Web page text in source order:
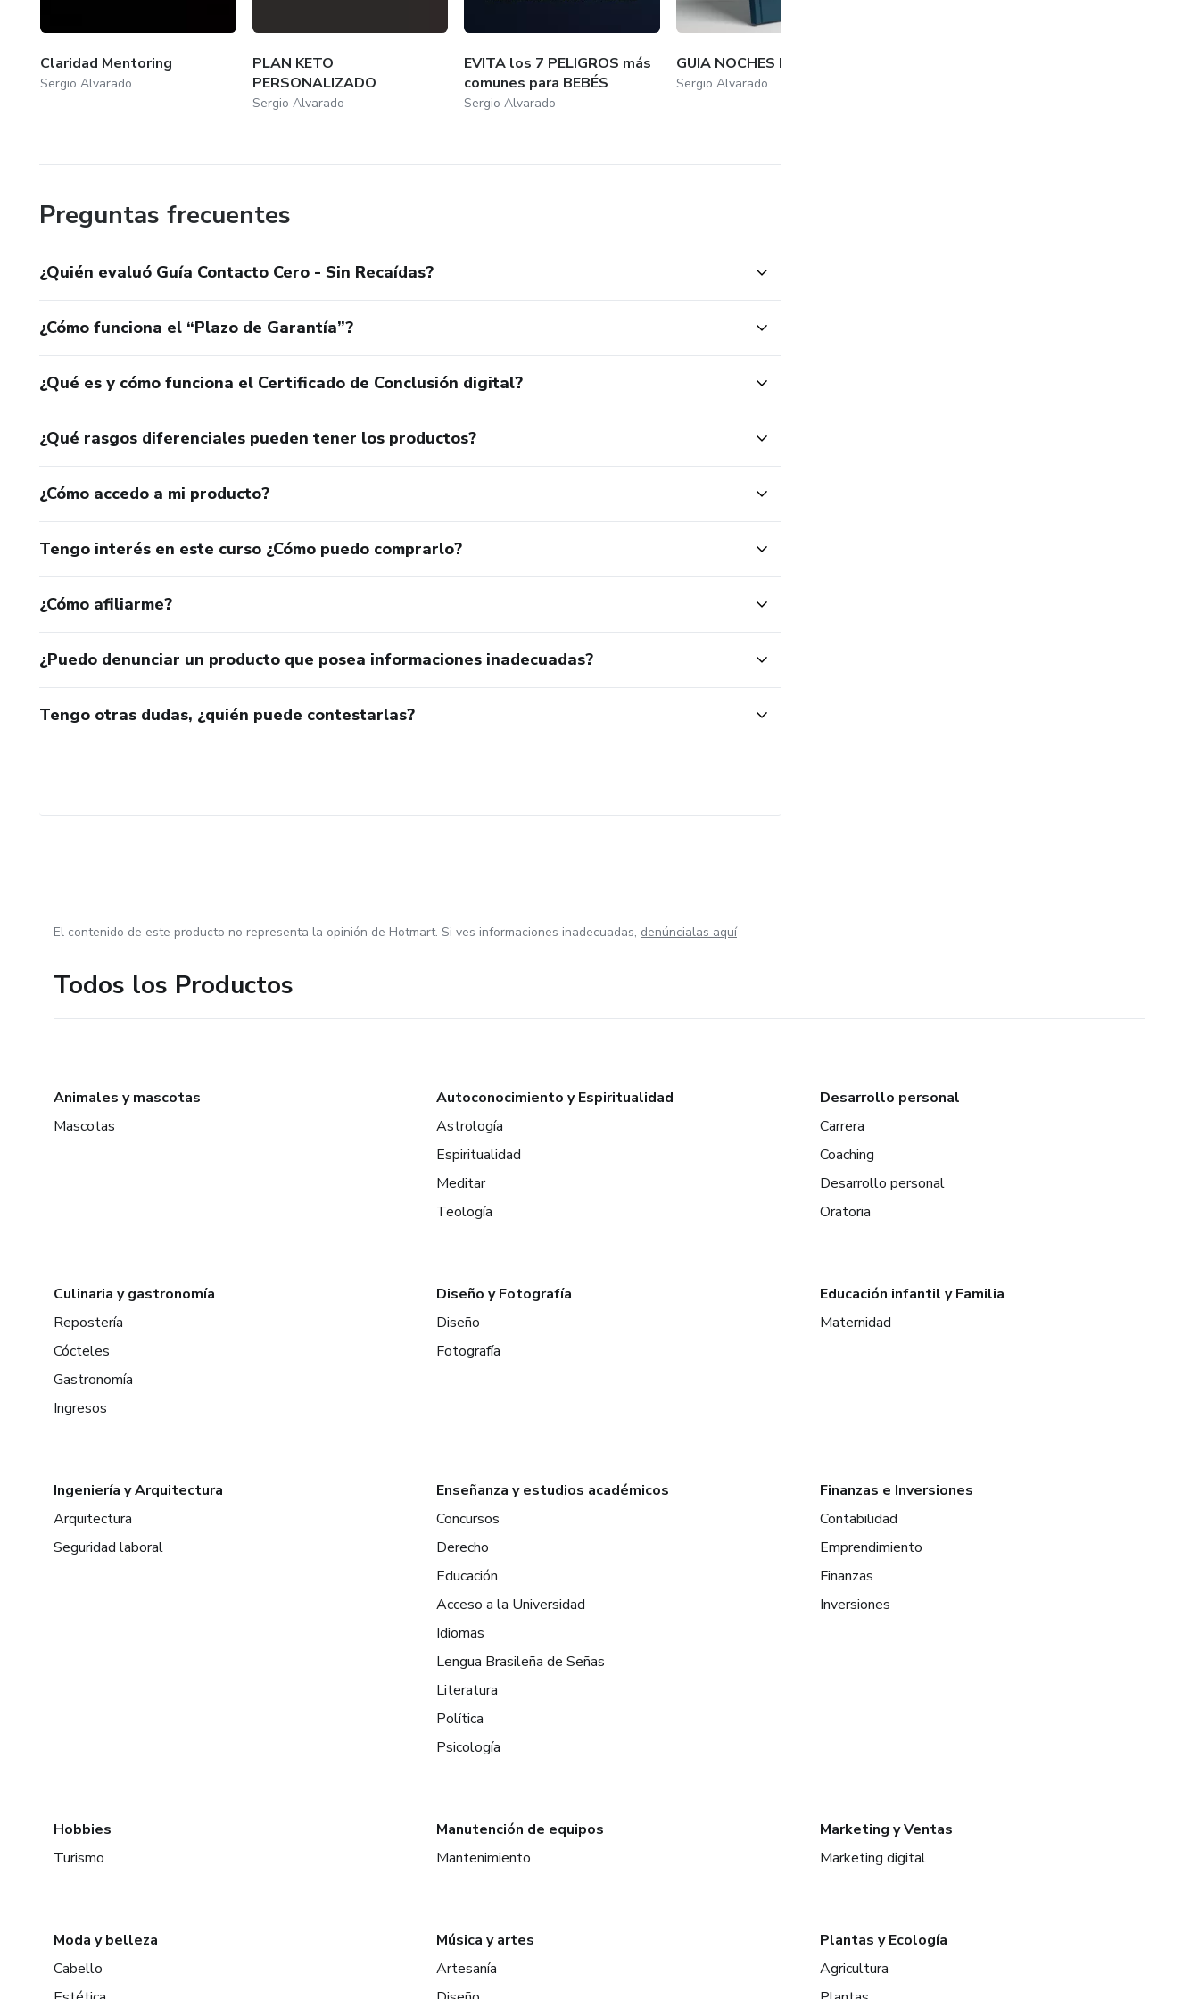
Claridad Mentoring
Sergio Alvarado
PLAN KETO
PERSONALIZADO
Sergio Alvarado
EVITA los 7 PELIGROS más
comunes para BEBÉS
Sergio Alvarado
GUIA NOCHES DE LIBERTAD
Sergio Alvarado
Preguntas frecuentes
¿Quién evaluó Guía Contacto Cero - Sin Recaídas?
¿Cómo funciona el “Plazo de Garantía”?
¿Qué es y cómo funciona el Certificado de Conclusión digital?
¿Qué rasgos diferenciales pueden tener los productos?
¿Cómo accedo a mi producto?
Tengo interés en este curso ¿Cómo puedo comprarlo?
¿Cómo afiliarme?
¿Puedo denunciar un producto que posea informaciones inadecuadas?
Tengo otras dudas, ¿quién puede contestarlas?
El contenido de este producto no representa la opinión de Hotmart. Si ves informaciones inadecuadas, denúncialas aquí
Todos los Productos
Animales y mascotas
Mascotas
Autoconocimiento y Espiritualidad
Astrología
Espiritualidad
Meditar
Teología
Desarrollo personal
Carrera
Coaching
Desarrollo personal
Oratoria
Culinaria y gastronomía
Repostería
Cócteles
Gastronomía
Ingresos
Diseño y Fotografía
Diseño
Fotografía
Educación infantil y Familia
Maternidad
Ingeniería y Arquitectura
Arquitectura
Seguridad laboral
Enseñanza y estudios académicos
Concursos
Derecho
Educación
Acceso a la Universidad
Idiomas
Lengua Brasileña de Señas
Literatura
Política
Psicología
Finanzas e Inversiones
Contabilidad
Emprendimiento
Finanzas
Inversiones
Hobbies
Turismo
Manutención de equipos
Mantenimiento
Marketing y Ventas
Marketing digital
Moda y belleza
Cabello
Música y artes
Artesanía
Plantas y Ecología
Agricultura